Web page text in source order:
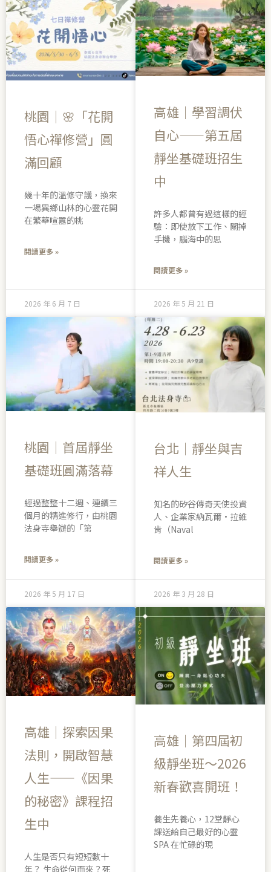
桃園｜🌸「花開
悟心禪修營」圓
滿回顧
幾十年的溫修守護，換來
一場異鄉山林的心靈花開
在繁華喧囂的桃
閱讀更多 »
2026 年 6 月 7 日
高雄｜學習調伏
自心——第五屆
靜坐基礎班招生
中
許多人都曾有過這樣的經
驗：即使放下工作、關掉
手機，腦海中的思
閱讀更多 »
2026 年 5 月 21 日
桃園｜首屆靜坐
基礎班圓滿落幕
經過整整十二週、連續三
個月的精進修行，由桃園
法身寺舉辦的「第
閱讀更多 »
2026 年 5 月 17 日
台北｜靜坐與吉
祥人生
知名的矽谷傳奇天使投資
人、企業家納瓦爾·拉維
肯（Naval
閱讀更多 »
2026 年 3 月 28 日
高雄｜探索因果
法則，開啟智慧
人生——《因果
的秘密》課程招
生中
人生是否只有短短數十
年？ 生命從何而來？死
高雄｜第四屆初
級靜坐班～2026
新春歡喜開班！
養生先養心，12堂靜心
課送給自己最好的心靈
SPA 在忙碌的現